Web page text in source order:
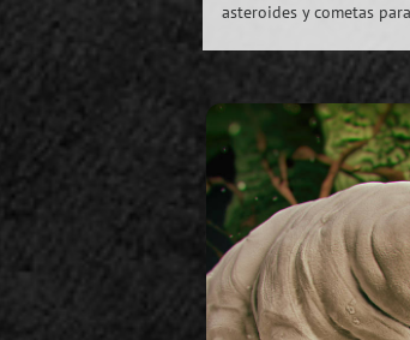
asteroides y cometas